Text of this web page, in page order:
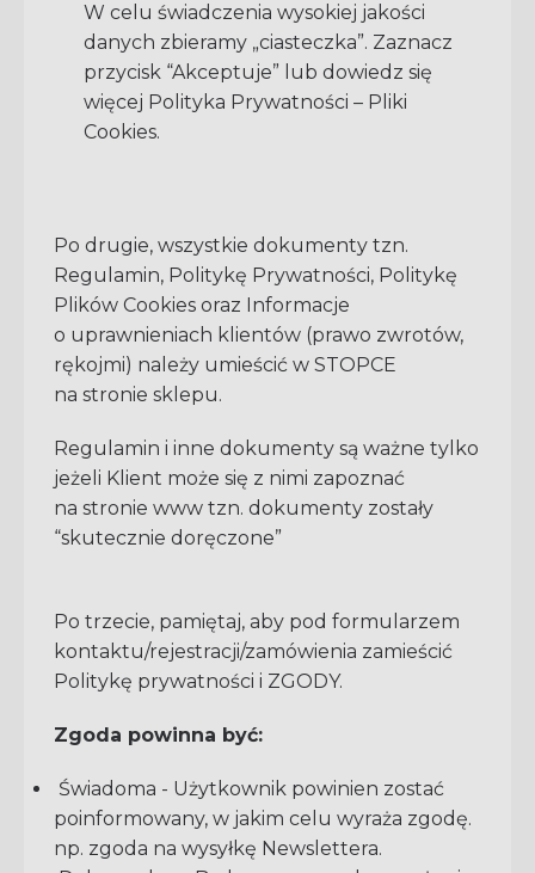
W celu świadczenia wysokiej jakości
danych zbieramy „ciasteczka”. Zaznacz
przycisk “Akceptuje” lub dowiedz się
więcej Polityka Prywatności – Pliki
Cookies.
Po drugie, wszystkie dokumenty tzn.
Regulamin, Politykę Prywatności, Politykę
Plików Cookies oraz Informacje
o uprawnieniach klientów (prawo zwrotów,
rękojmi) należy umieścić w STOPCE
na stronie sklepu.
Regulamin i inne dokumenty są ważne tylko
jeżeli Klient może się z nimi zapoznać
na stronie www tzn. dokumenty zostały
“skutecznie doręczone”
Po trzecie, pamiętaj, aby pod formularzem
kontaktu/rejestracji/zamówienia zamieścić
Politykę prywatności i ZGODY.
Zgoda powinna być:
Świadoma - Użytkownik powinien zostać
poinformowany, w jakim celu wyraża zgodę.
np. zgoda na wysyłkę Newslettera.